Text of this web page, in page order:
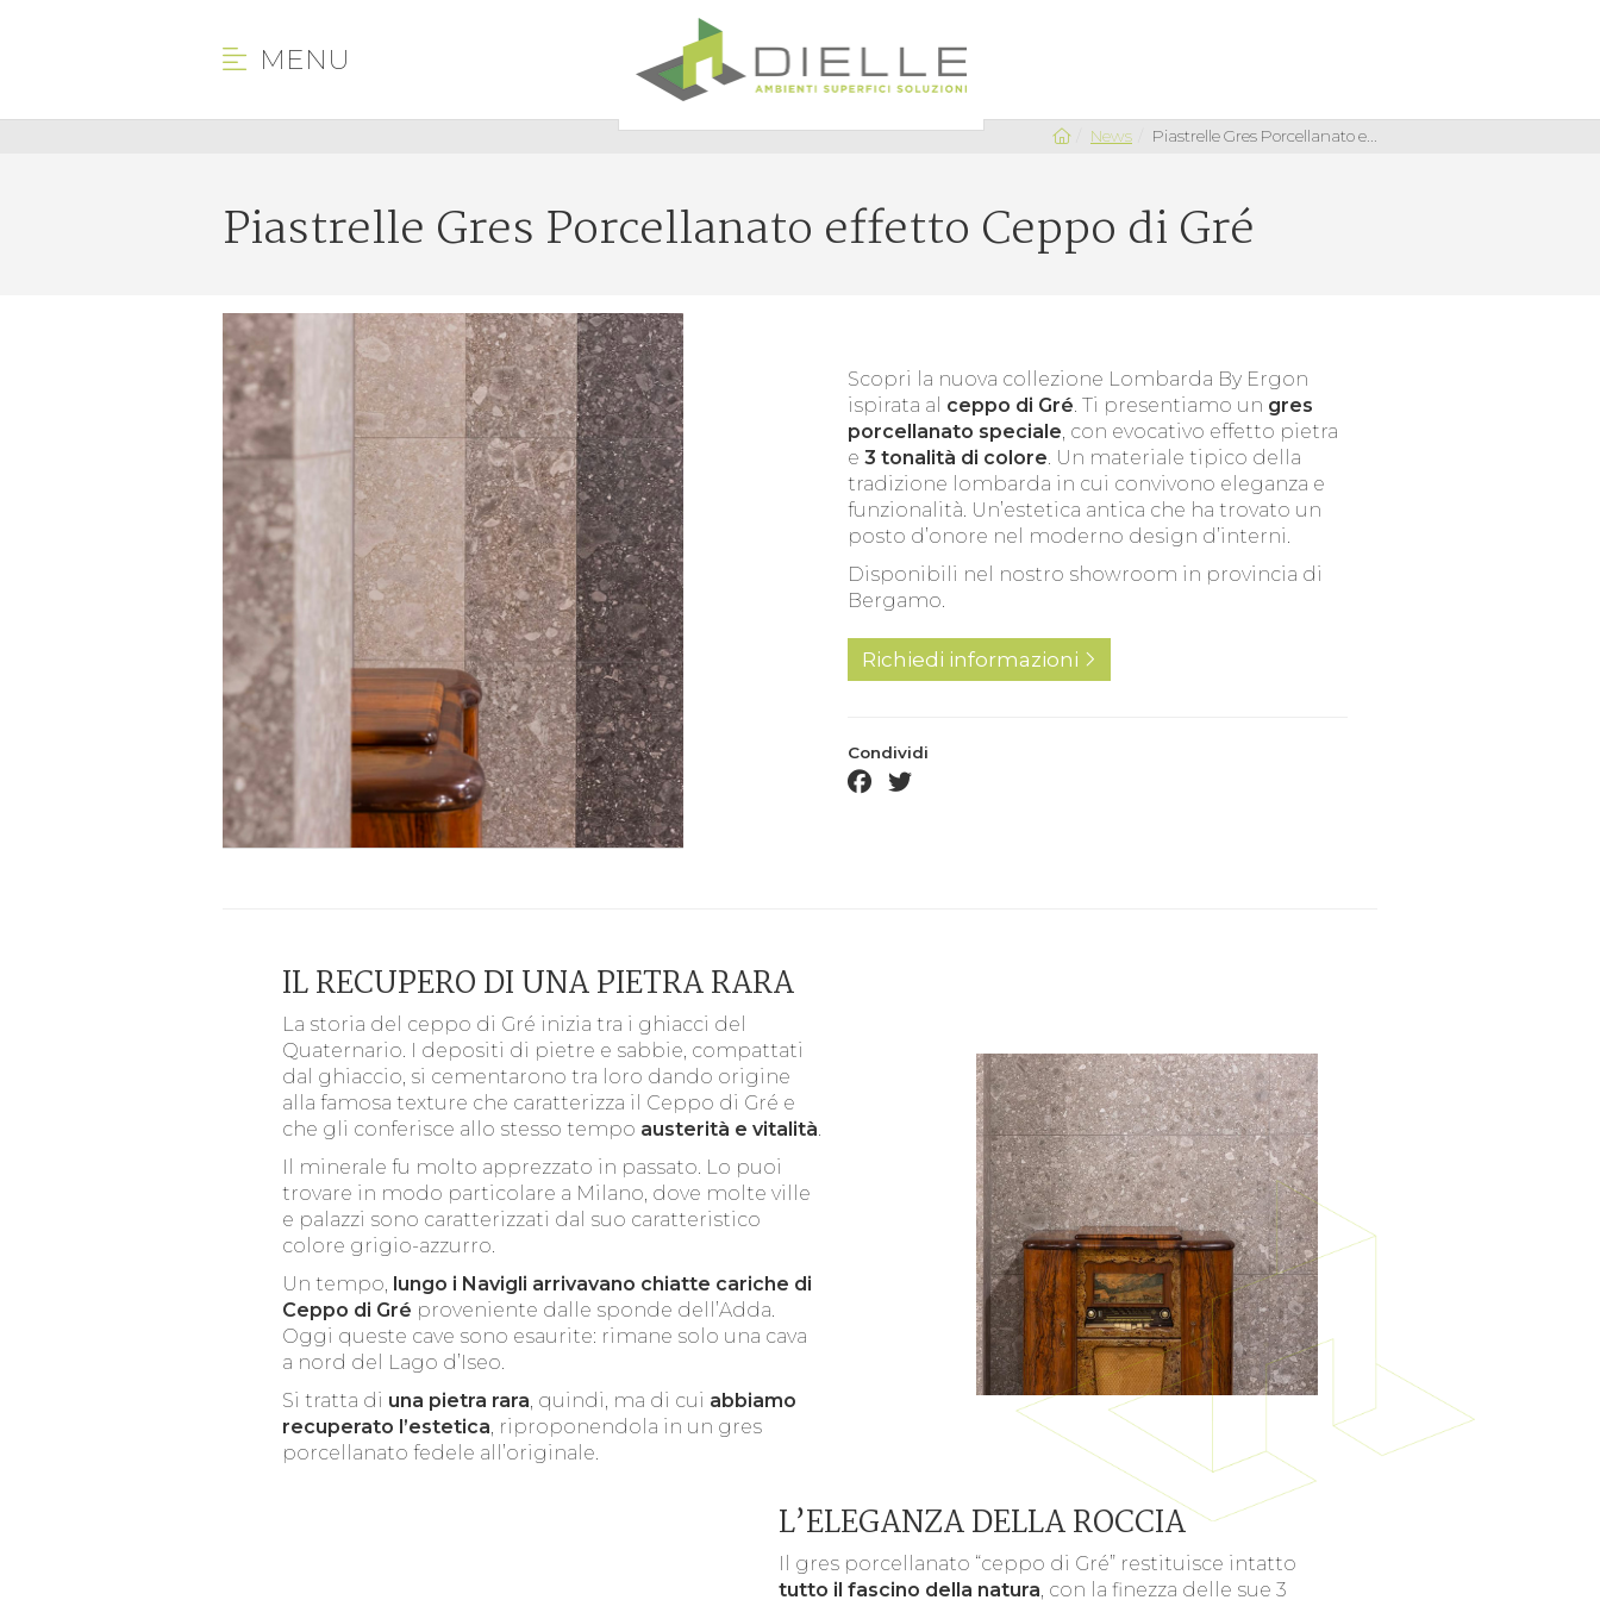
MENU
Dielle Ceramiche
News Piastrelle Gres Porcellanato e...
Piastrelle Gres Porcellanato effetto Ceppo di Gré
Scopri la nuova collezione Lombarda By Ergon
ispirata al ceppo di Gré . Ti presentiamo un gres
porcellanato speciale , con evocativo effetto pietra
e 3 tonalità di colore . Un materiale tipico della
tradizione lombarda in cui convivono eleganza e
funzionalità. Un’estetica antica che ha trovato un
posto d’onore nel moderno design d’interni.
Disponibili nel nostro showroom in provincia di
Bergamo.
Richiedi informazioni
Condividi
facebook share
twitter share
IL RECUPERO DI UNA PIETRA RARA
La storia del ceppo di Gré inizia tra i ghiacci del
Quaternario. I depositi di pietre e sabbie, compattati
dal ghiaccio, si cementarono tra loro dando origine
alla famosa texture che caratterizza il Ceppo di Gré e
che gli conferisce allo stesso tempo austerità e vitalità.
Il minerale fu molto apprezzato in passato. Lo puoi
trovare in modo particolare a Milano, dove molte ville
e palazzi sono caratterizzati dal suo caratteristico
colore grigio-azzurro.
Un tempo, lungo i Navigli arrivavano chiatte cariche di
Ceppo di Gré proveniente dalle sponde dell’Adda.
Oggi queste cave sono esaurite: rimane solo una cava
a nord del Lago d’Iseo.
Si tratta di una pietra rara, quindi, ma di cui abbiamo
recuperato l’estetica, riproponendola in un gres
porcellanato fedele all’originale.
L’ELEGANZA DELLA ROCCIA
Il gres porcellanato “ceppo di Gré” restituisce intatto
tutto il fascino della natura, con la finezza delle sue 3